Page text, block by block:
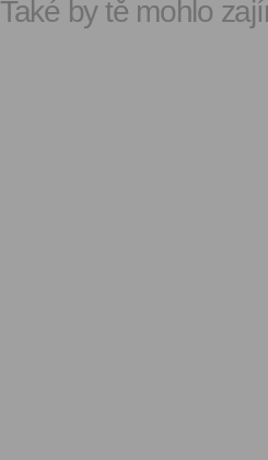
Také by tě mohlo